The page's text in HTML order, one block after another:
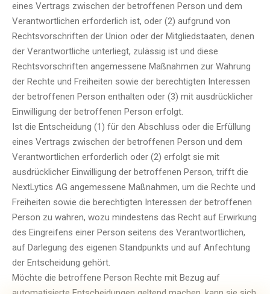
eines Vertrags zwischen der betroffenen Person und dem
Verantwortlichen erforderlich ist, oder (2) aufgrund von
Rechtsvorschriften der Union oder der Mitgliedstaaten, denen
der Verantwortliche unterliegt, zulässig ist und diese
Rechtsvorschriften angemessene Maßnahmen zur Wahrung
der Rechte und Freiheiten sowie der berechtigten Interessen
der betroffenen Person enthalten oder (3) mit ausdrücklicher
Einwilligung der betroffenen Person erfolgt.
Ist die Entscheidung (1) für den Abschluss oder die Erfüllung
eines Vertrags zwischen der betroffenen Person und dem
Verantwortlichen erforderlich oder (2) erfolgt sie mit
ausdrücklicher Einwilligung der betroffenen Person, trifft die
NextLytics AG angemessene Maßnahmen, um die Rechte und
Freiheiten sowie die berechtigten Interessen der betroffenen
Person zu wahren, wozu mindestens das Recht auf Erwirkung
des Eingreifens einer Person seitens des Verantwortlichen,
auf Darlegung des eigenen Standpunkts und auf Anfechtung
der Entscheidung gehört.
Möchte die betroffene Person Rechte mit Bezug auf
automatisierte Entscheidungen geltend machen, kann sie sich